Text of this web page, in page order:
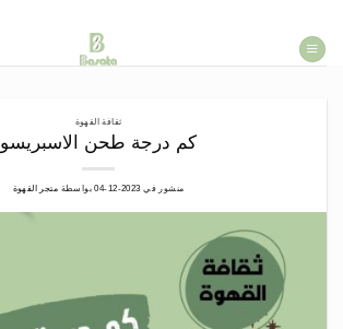
ثقافة القهوة
كم درجة طحن الاسبريسو
منشور في 2023-12-04 بواسطة متجر القهوة